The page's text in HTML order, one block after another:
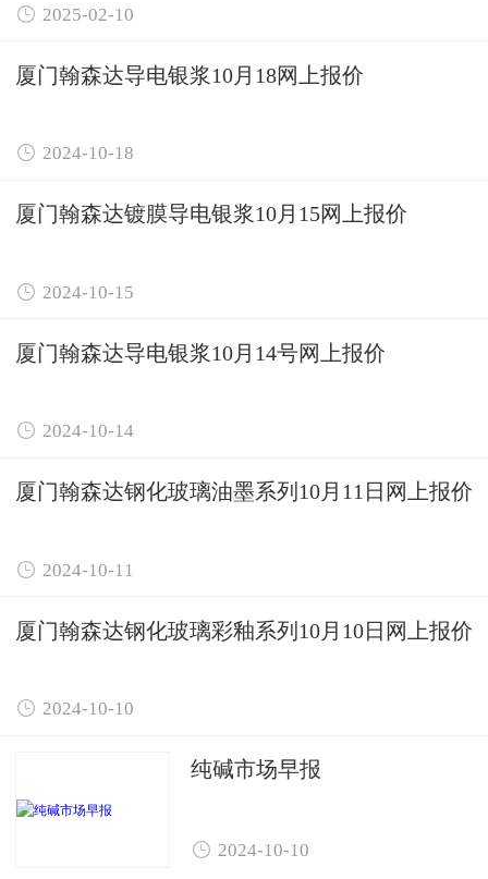
 2025-02-10
厦门翰森达导电银浆10月18网上报价
 2024-10-18
厦门翰森达镀膜导电银浆10月15网上报价
 2024-10-15
厦门翰森达导电银浆10月14号网上报价
 2024-10-14
厦门翰森达钢化玻璃油墨系列10月11日网上报价
 2024-10-11
厦门翰森达钢化玻璃彩釉系列10月10日网上报价
 2024-10-10
纯碱市场早报
 2024-10-10